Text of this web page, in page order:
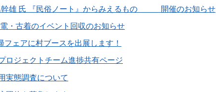
氏 『民俗ノート』からみえるもの 開催のお知らせ
・古着のイベント回収のお知らせ
ェアに村ブースを出展します！
ロジェクトチーム進捗共有ページ
実態調査について